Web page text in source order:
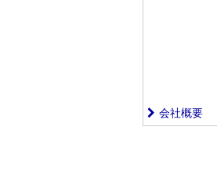
会社概要